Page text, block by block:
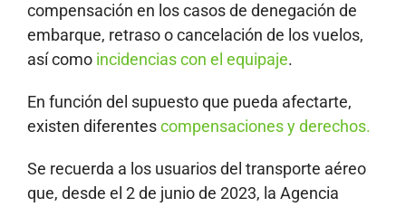
compensación en los casos de denegación de
embarque, retraso o cancelación de los vuelos,
así como incidencias con el equipaje.
En función del supuesto que pueda afectarte,
existen diferentescompensaciones y derechos.
Se recuerda a los usuarios del transporte aéreo
que, desde el 2 de junio de 2023, la Agencia